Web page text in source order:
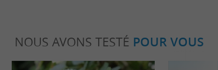
NOUS AVONS TESTÉ POUR VOUS